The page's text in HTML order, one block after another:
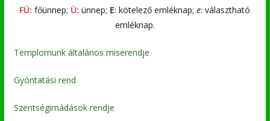
FÜ: főünnep; Ü: ünnep; E: kötelező emléknap;e: választható
emléknap.
Templomunk általános miserendje
Gyóntatási rend
Szentségimádások rendje